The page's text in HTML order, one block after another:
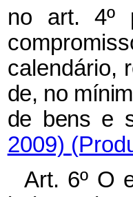
no art. 4º
calendário,
de, no
de bens e
2009)
Art. 6º O